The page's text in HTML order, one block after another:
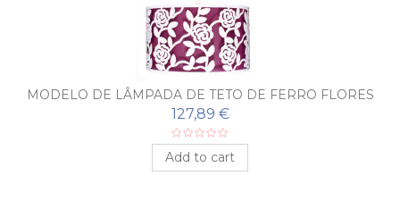
MODELO DE LÂMPADA DE TETO DE FERRO FLORES
127,89 €
Add to cart